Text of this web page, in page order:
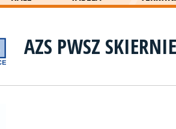
AZS PWSZ